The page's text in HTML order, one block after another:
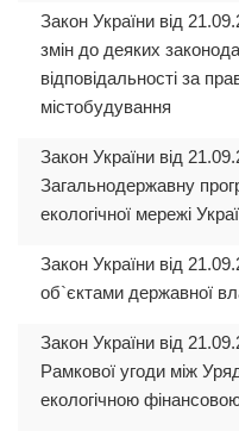
Закон України від
змін до деяких
відповідальності за
містобудування
Закон України від
Загальнодержавну
екологічної мережі
Закон України від
об`єктами державної
Закон України від
Рамкової угоди між
екологічною